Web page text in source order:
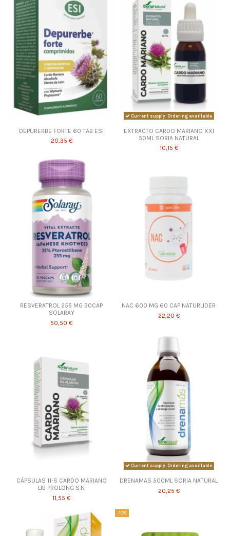
DEPURERBE FORTE 60 TAB ESI
20,35 €
Current supply. Ordering availlable
EXTRACTO CARDO MARIANO XXI
50ML SORIA NATURAL
10,15 €
RESVERATROL 255 MG 30CAP
SOLARAY
50,50 €
NAC 600 MG 60 CAP NATURLIDER
22,20 €
CÁPSULAS 11-S CARDO MARIANO
LIB PROLONG S.N
11,55 €
Current supply. Ordering availlable
DRENAMAS 500ML SORIA NATURAL
20,25 €
-10%